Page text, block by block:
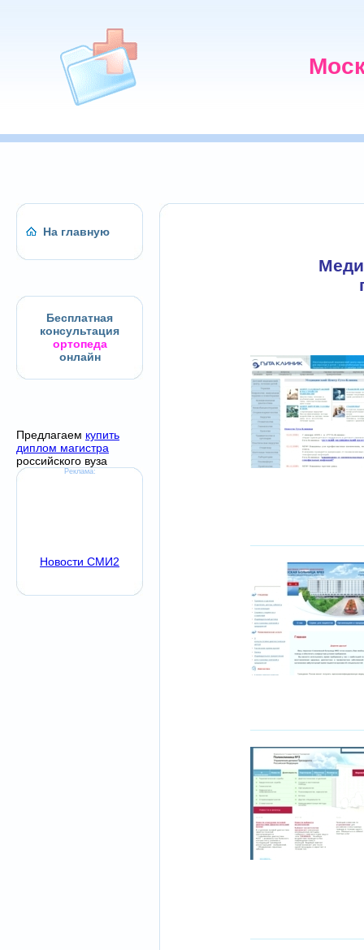
На главную
Бесплатная
консультация
ортопеда
онлайн
Предлагаем купить
диплом магистра
российского вуза
Реклама:
Новости СМИ2